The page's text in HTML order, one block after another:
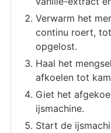
Verwarm het
continu roert,
opgelost.
Haal het
afkoelen tot
Giet het
ijsmachine.
Start de